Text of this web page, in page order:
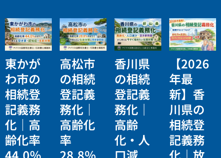
東かが
わ市の
相続登
記義務
化｜高
齢化率
高松市
の相続
登記義
務化｜
高齢化
率
香川県
の相続
登記義
務化｜
高齢
化・人
【2026
年最
新】香
川県の
相続登
記義務